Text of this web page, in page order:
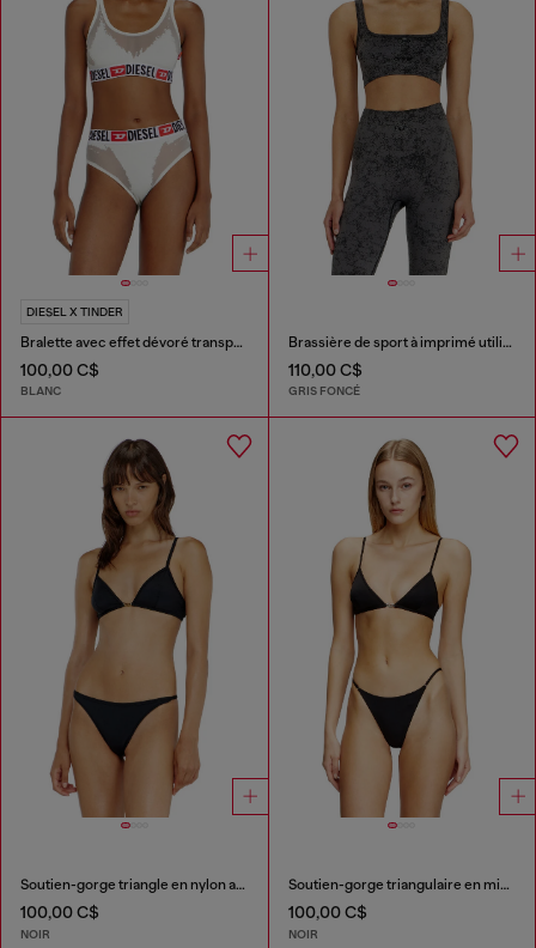
DIESEL X TINDER
Bralette avec effet dévoré transparent
100,00 C$
BLANC
Brassière de sport à imprimé utilitaire
110,00 C$
GRIS FONCÉ
Soutien-gorge triangle en nylon avec détail Oval D
100,00 C$
NOIR
Soutien-gorge triangulaire en microfibre avec détail Oval D
100,00 C$
NOIR